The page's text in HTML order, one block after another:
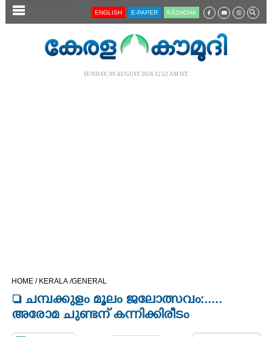
SECTIONS
CINEMA
OPINION
ENGLISH E-PAPER KĀZHCHA
SUNDAY, 09 AUGUST 2026 12.52 AM IST
HOME / KERALA /GENERAL
 ചമ്പക്കുളം മൂലം ജലോത്സവം:.....
അരോമ ചുണ്ടന് കന്നിക്കിരീടം